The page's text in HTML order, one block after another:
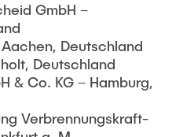
GmbH –
Deutschland
Deutschland
& Co. KG – Hamburg,
Verbrennungskraft­